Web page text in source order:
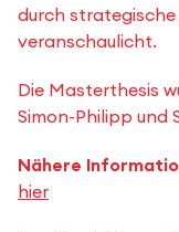
durch
veranschaulicht.
Die Masterthesis
Simon-Philipp und
Nähere
hier